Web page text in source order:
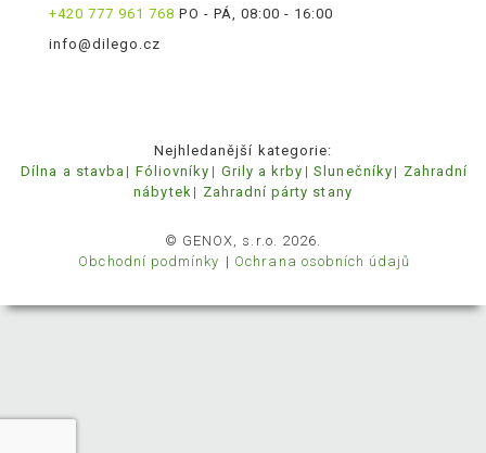
+420 777 961 768 PO - PÁ, 08:00 - 16:00
info@dilego.cz
Nejhledanější kategorie:
Dílna a stavba
Fóliovníky Grily a krby Slunečníky
Zahradní
nábytek
Zahradní párty stany
© GENOX, s.r.o. 2026.
Obchodní podmínky
Ochrana osobních údajů